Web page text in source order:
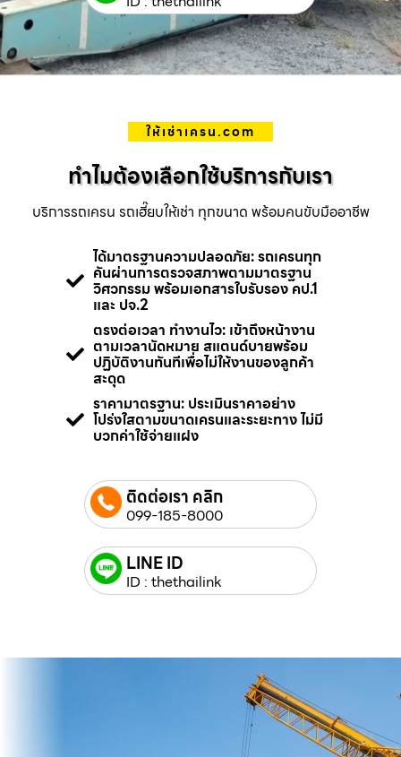
ให้เช่าเครน.com
ทำไมต้องเลือกใช้บริการกับเรา
บริการรถเครน รถเฮี๊ยบให้เช่า ทุกขนาด พร้อมคนขับมืออาชีพ
ได้มาตรฐานความปลอดภัย: รถเครนทุก
คันผ่านการตรวจสภาพตามมาตรฐาน
วิศวกรรม พร้อมเอกสารใบรับรอง คป.1
และ ปจ.2
ตรงต่อเวลา ทำงานไว: เข้าถึงหน้างาน
ตามเวลานัดหมาย สแตนด์บายพร้อม
ปฏิบัติงานทันทีเพื่อไม่ให้งานของลูกค้า
สะดุด
ราคามาตรฐาน: ประเมินราคาอย่าง
โปร่งใสตามขนาดเครนและระยะทาง ไม่มี
บวกค่าใช้จ่ายแฝง
ติดต่อเรา คลิก
099-185-8000
LINE ID
ID : thethailink